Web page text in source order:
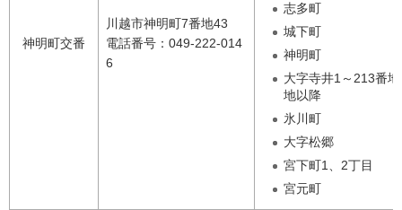
神明町交番
川越市神明町7番地43
電話番号：049-222-014
6
志多町
城下町
神明町
大字寺井1～213番
地以降
氷川町
大字松郷
宮下町1、2丁目
宮元町